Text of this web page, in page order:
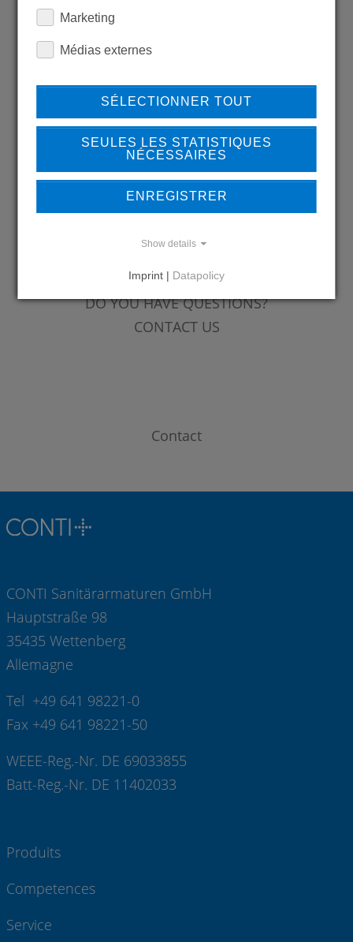
LEARN MORE ABOUT
OUR REFERENCES
DO YOU HAVE QUESTIONS?
CONTACT US
Contact
CONTI Sanitärarmaturen GmbH
Hauptstraße 98
35435 Wettenberg
Allemagne
Tel +49 641 98221-0
Fax +49 641 98221-50
WEEE-Reg.-Nr. DE 69033855
Batt-Reg.-Nr. DE 11402033
Produits
Competences
Service
Marketing
Médias externes
SÉLECTIONNER TOUT
SEULES LES STATISTIQUES
NÉCESSAIRES
ENREGISTRER
Show details
Imprint | Datapolicy